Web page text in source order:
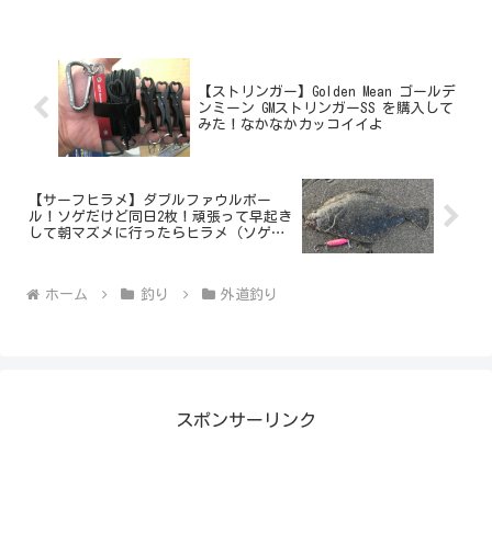
【ストリンガー】Golden Mean ゴールデ
ンミーン GMストリンガーSS を購入して
みた！なかなかカッコイイよ
【サーフヒラメ】ダブルファウルボー
ル！ソゲだけど同日2枚！頑張って早起き
して朝マズメに行ったらヒラメ（ソゲ）
ホーム 釣り 外道釣り
スポンサーリンク